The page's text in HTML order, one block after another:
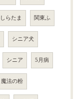
しらたま 関東ふ
シニア犬
シニア 5月病
魔法の粉